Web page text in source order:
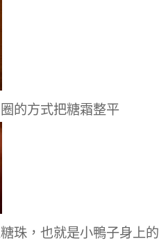
的方式把糖霜整平
珠，也就是小鴨子身上的